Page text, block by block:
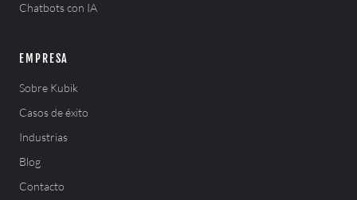
Chatbots con IA
EMPRESA
Sobre Kubik
Casos de éxito
Industrias
Blog
Contacto